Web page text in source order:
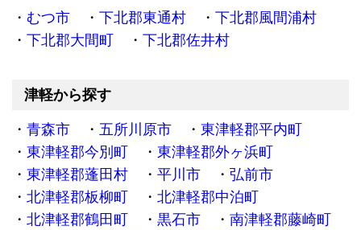
むつ市 下北郡東通村
下北郡風間浦村
下北郡大間町
下北郡佐井村
津軽から探す
青森市 五所川原市
東津軽郡平内町
東津軽郡今別町
東津軽郡外ヶ浜町
東津軽郡蓬田村
平川市
弘前市
北津軽郡板柳町
北津軽郡中泊町
北津軽郡鶴田町
黒石市
南津軽郡藤崎町